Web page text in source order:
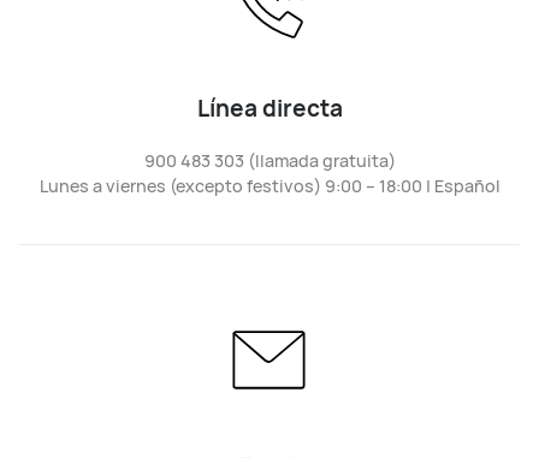
Línea directa
900 483 303 (llamada gratuita)
Lunes a viernes (excepto festivos) 9:00 – 18:00 | Español